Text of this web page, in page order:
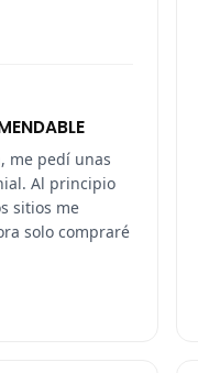
me pedí unas
Al principio
sitios me
solo compraré